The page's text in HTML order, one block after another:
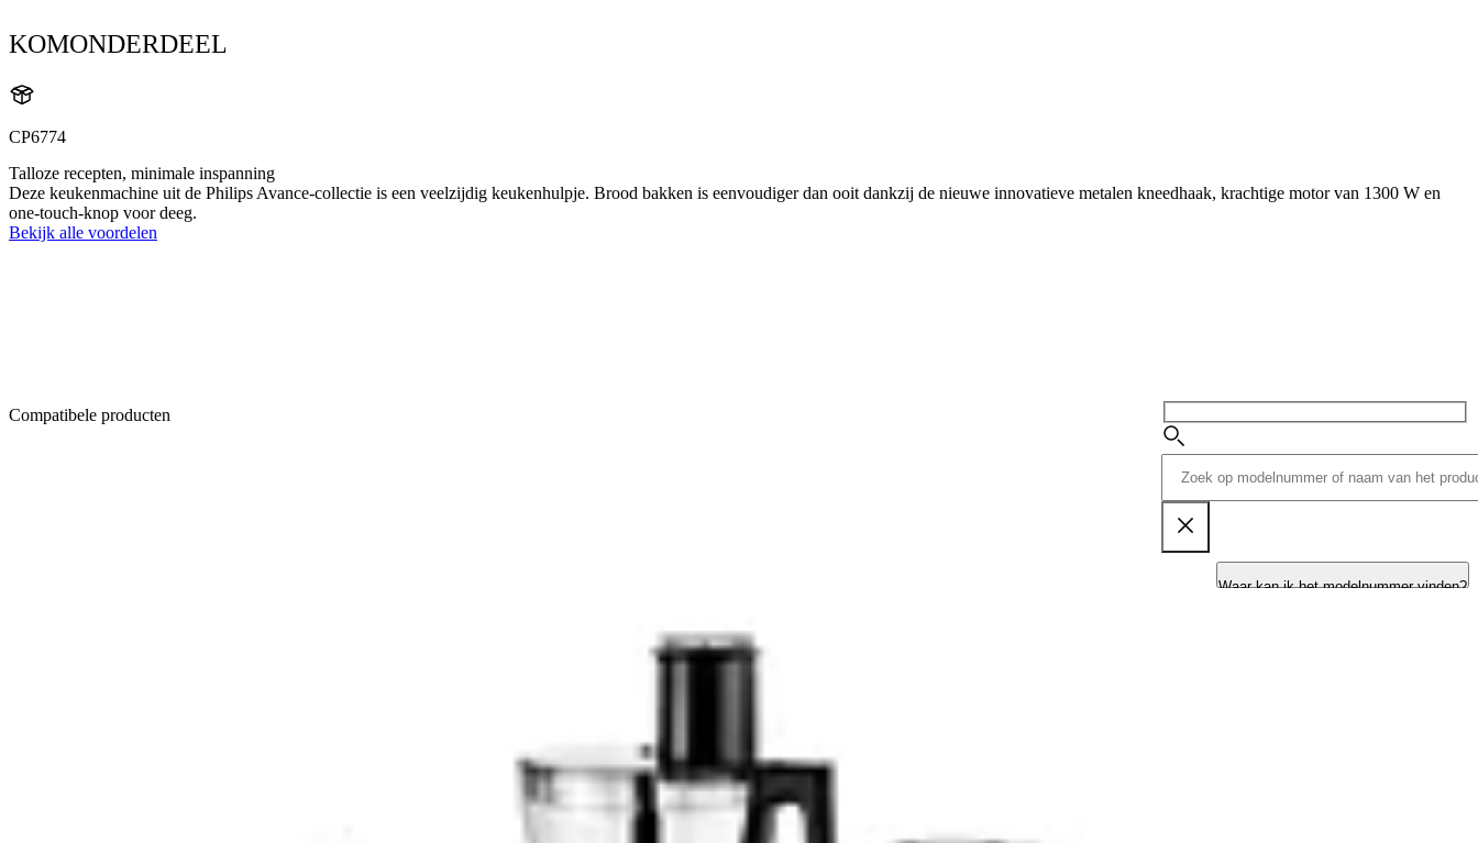
KOMONDERDEEL
CP6774
Talloze recepten, minimale inspanning
Deze keukenmachine uit de Philips Avance-collectie is een veelzijdig keukenhulpje. Brood bakken is eenvoudiger dan ooit dankzij de nieuwe innovatieve metalen kneedhaak, krachtige motor van 1300 W en
one-touch-knop voor deeg.
Bekijk alle voordelen
Compatibele producten
Waar kan ik het modelnummer vinden?